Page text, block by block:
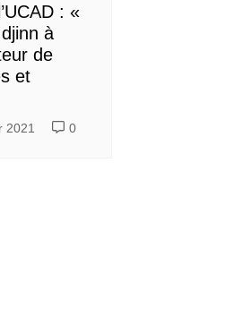
: «
djinn à
de
et
2021 0